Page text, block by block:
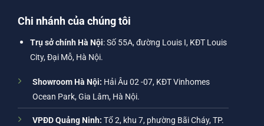
Chi nhánh của chúng tôi
Trụ sở chính Hà Nội: Số 55A, đường Louis I, KĐT Louis
City, Đại Mỗ, Hà Nội.
Showroom Hà Nội: Hải Âu 02 -07, KĐT Vinhomes
Ocean Park, Gia Lâm, Hà Nội.
VPĐD Quảng Ninh: Tổ 2, khu 7, phường Bãi Cháy, TP.